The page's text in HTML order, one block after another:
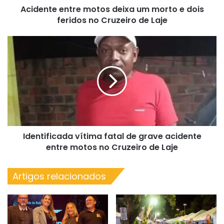
Laje
Acidente entre motos deixa um morto e dois
feridos no Cruzeiro de Laje
Identificada
vítima
fatal
grave
acidente
entre
motos
no
CruzeiroIdentificada vítima fatal de grave acidente
entre motos no Cruzeiro de Laje
Artigos relacionados